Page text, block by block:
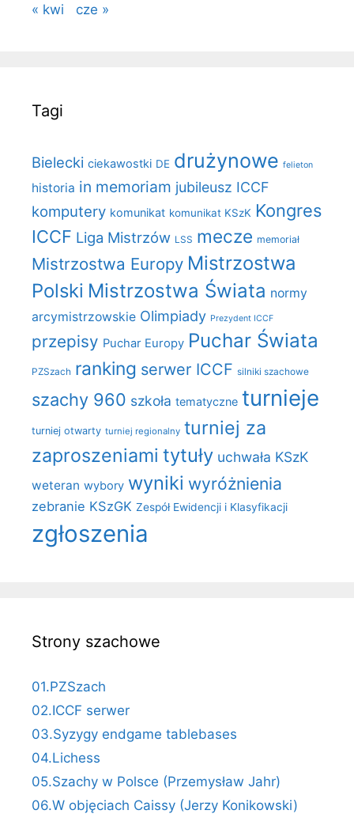
« kwi cze »
Tagi
Bielecki ciekawostki DE drużynowe felieton
historia in memoriam jubileusz ICCF
komputery komunikat komunikat KSzK Kongres
ICCF Liga Mistrzów LSS mecze memoriał
Mistrzostwa Europy Mistrzostwa
Polski Mistrzostwa Świata normy
arcymistrzowskie Olimpiady Prezydent ICCF
przepisy Puchar Europy Puchar Świata
PZSzach ranking serwer ICCF silniki szachowe
szachy 960 szkoła tematyczne turnieje
turniej otwarty turniej regionalny turniej za
zaproszeniami tytuły uchwała KSzK
weteran wybory wyniki wyróżnienia
zebranie KSzGK Zespół Ewidencji i Klasyfikacji
zgłoszenia
Strony szachowe
01.PZSzach
02.ICCF serwer
03.Syzygy endgame tablebases
04.Lichess
05.Szachy w Polsce (Przemysław Jahr)
06.W objęciach Caissy (Jerzy Konikowski)